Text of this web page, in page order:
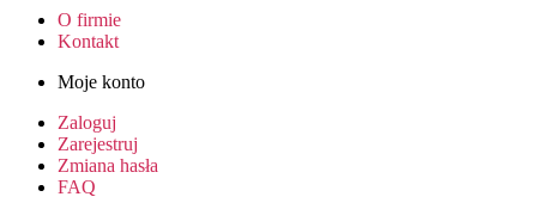
O firmie
Kontakt
Moje konto
Zaloguj
Zarejestruj
Zmiana hasła
FAQ